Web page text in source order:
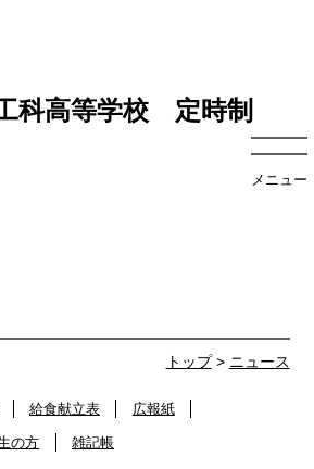
科高等学校 定時制
メニュー
トップ> ニュース
給食献立表 広報紙
の方 雑記帳